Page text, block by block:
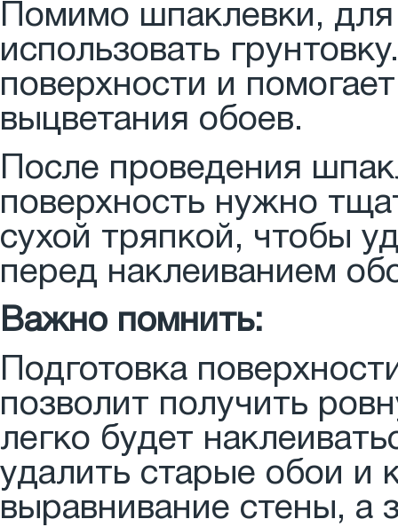
Помимо шпаклевки,
использовать
поверхности и
выцветания обоев.
После проведения
поверхность нужно
сухой тряпкой, чтобы
перед наклеиванием
Важно помнить:
Подготовка
позволит получить
легко будет
удалить старые обои и
выравнивание стены, а